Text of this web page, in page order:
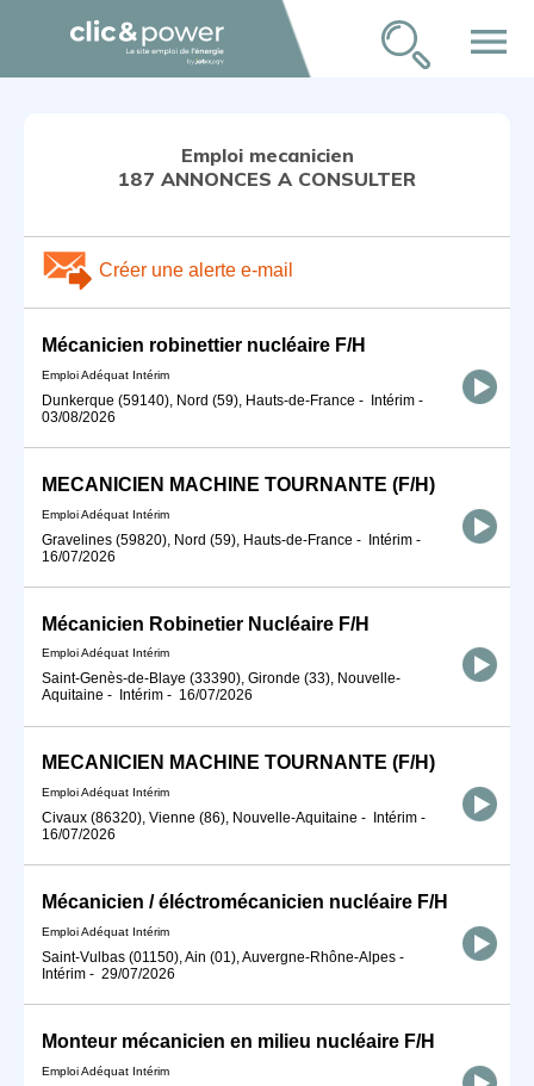
menu
Emploi mecanicien
187 ANNONCES A CONSULTER
Créer une alerte e-mail
Mécanicien robinettier nucléaire F/H
Emploi Adéquat Intérim
Dunkerque (59140), Nord (59), Hauts-de-France - Intérim -
03/08/2026
MECANICIEN MACHINE TOURNANTE (F/H)
Emploi Adéquat Intérim
Gravelines (59820), Nord (59), Hauts-de-France - Intérim -
16/07/2026
Mécanicien Robinetier Nucléaire F/H
Emploi Adéquat Intérim
Saint-Genès-de-Blaye (33390), Gironde (33), Nouvelle-
Aquitaine - Intérim - 16/07/2026
MECANICIEN MACHINE TOURNANTE (F/H)
Emploi Adéquat Intérim
Civaux (86320), Vienne (86), Nouvelle-Aquitaine - Intérim -
16/07/2026
Mécanicien / éléctromécanicien nucléaire F/H
Emploi Adéquat Intérim
Saint-Vulbas (01150), Ain (01), Auvergne-Rhône-Alpes -
Intérim - 29/07/2026
Monteur mécanicien en milieu nucléaire F/H
Emploi Adéquat Intérim